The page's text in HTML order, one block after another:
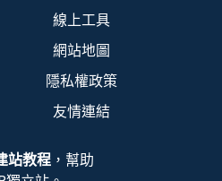
線上工具
網站地圖
隱私權政策
友情連結
站教程，幫助